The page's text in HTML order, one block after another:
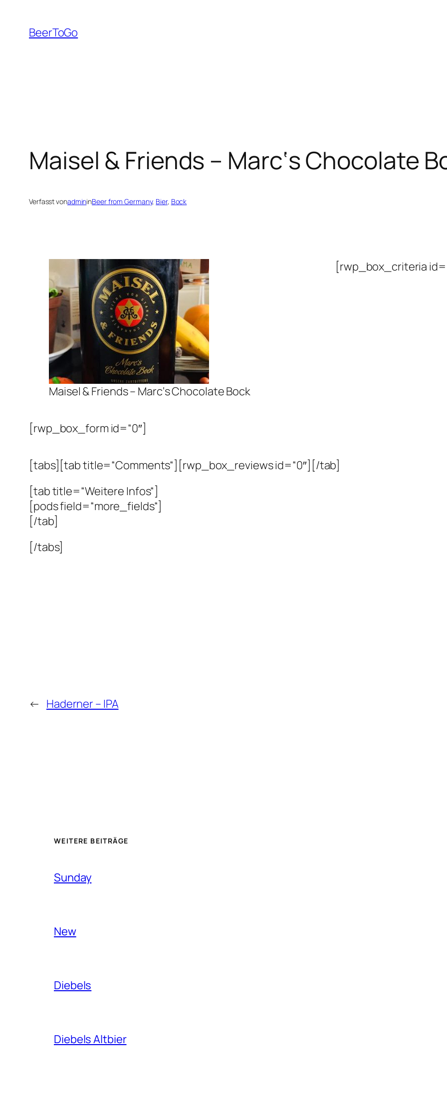
Inhalt
springen
BeerToGo
Maisel & Friends – Marc‘s Chocolate
Verfasst vonadmininBeer from Germany, Bier, Bock
Maisel & Friends – Marc‘s Chocolate Bock
[rwp_box_criteria
[rwp_box_form id=“0″]
[tabs][tab title=“Comments“][rwp_box_reviews id=“0″][/tab]
[tab title=“Weitere Infos“]
[pods field=“more_fields“]
[/tab]
[/tabs]
← Haderner – IPA
WEITERE BEITRÄGE
Sunday
New
Diebels
Diebels Altbier